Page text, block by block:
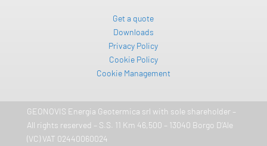
Get a quote
Downloads
Privacy Policy
Cookie Policy
Cookie Management
GEONOVIS Energia Geotermica srl ​​with sole shareholder –
All rights reserved – S.S. 11 Km 46,500 – 13040 Borgo D’Ale
(VC) VAT 02440060024